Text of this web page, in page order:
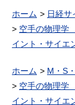
ホーム
日経サ
空手の物理学
イント・サイエ
ホーム
M・S
空手の物理学
イント・サイエ